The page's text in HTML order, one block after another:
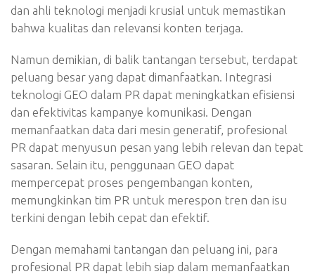
dan ahli teknologi menjadi krusial untuk memastikan
bahwa kualitas dan relevansi konten terjaga.
Namun demikian, di balik tantangan tersebut, terdapat
peluang besar yang dapat dimanfaatkan. Integrasi
teknologi GEO dalam PR dapat meningkatkan efisiensi
dan efektivitas kampanye komunikasi. Dengan
memanfaatkan data dari mesin generatif, profesional
PR dapat menyusun pesan yang lebih relevan dan tepat
sasaran. Selain itu, penggunaan GEO dapat
mempercepat proses pengembangan konten,
memungkinkan tim PR untuk merespon tren dan isu
terkini dengan lebih cepat dan efektif.
Dengan memahami tantangan dan peluang ini, para
profesional PR dapat lebih siap dalam memanfaatkan